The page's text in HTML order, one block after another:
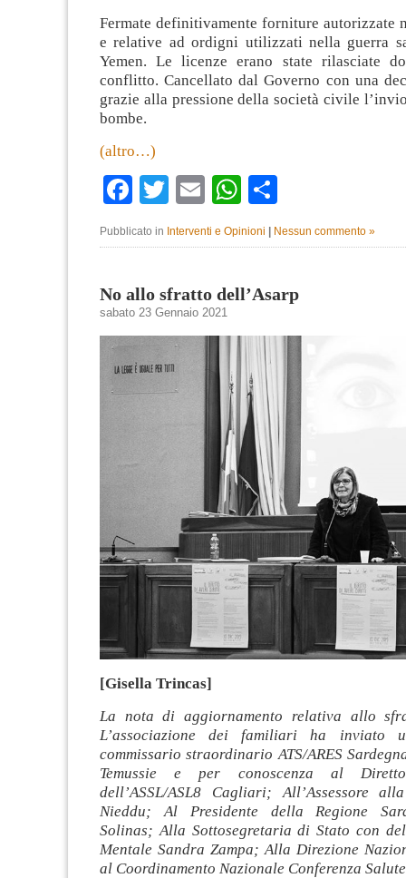
Fermate definitivamente forniture autorizzate
e relative ad ordigni utilizzati nella guerra
Yemen. Le licenze erano state rilasciate
conflitto. Cancellato dal Governo con una
grazie alla pressione della società civile
bombe.
(altro…)
Facebook
TwitterEmailWhatsApp
Pubblicato in Interventi e Opinioni Nessun commento »
No allo sfratto dell’Asarp
sabato 23 Gennaio 2021
[Gisella Trincas]
La nota di aggiornamento relativa allo
L’associazione dei familiari ha inviato
commissario straordinario ATS/ARES
Temussie e per conoscenza al
dell’ASSL/ASL8 Cagliari; All’Assessore
Nieddu; Al Presidente della Regione
Solinas; Alla Sottosegretaria di Stato con
Mentale Sandra Zampa; Alla Direzione
al Coordinamento Nazionale Conferenza